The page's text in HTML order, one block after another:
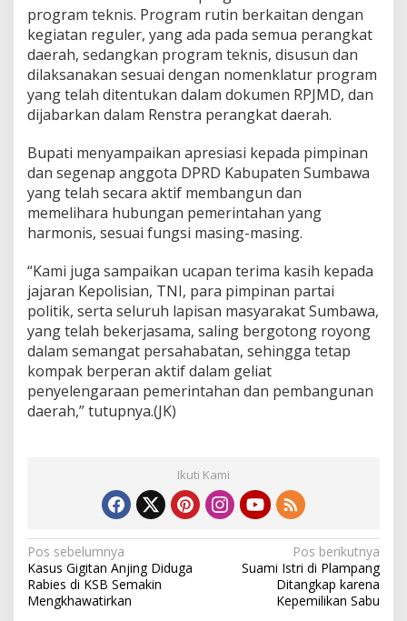
program teknis. Program rutin berkaitan dengan
kegiatan reguler, yang ada pada semua perangkat
daerah, sedangkan program teknis, disusun dan
dilaksanakan sesuai dengan nomenklatur program
yang telah ditentukan dalam dokumen RPJMD, dan
dijabarkan dalam Renstra perangkat daerah.
Bupati menyampaikan apresiasi kepada pimpinan
dan segenap anggota DPRD Kabupaten Sumbawa
yang telah secara aktif membangun dan
memelihara hubungan pemerintahan yang
harmonis, sesuai fungsi masing-masing.
“Kami juga sampaikan ucapan terima kasih kepada
jajaran Kepolisian, TNI, para pimpinan partai
politik, serta seluruh lapisan masyarakat Sumbawa,
yang telah bekerjasama, saling bergotong royong
dalam semangat persahabatan, sehingga tetap
kompak berperan aktif dalam geliat
penyelengaraan pemerintahan dan pembangunan
daerah,” tutupnya.(JK)
Ikuti Kami
N
a
v
Pos sebelumnya
Kasus Gigitan Anjing Diduga
Rabies di KSB Semakin
Mengkhawatirkan
Pos berikutnya
Suami Istri di Plampang
Ditangkap karena
Kepemilikan Sabu